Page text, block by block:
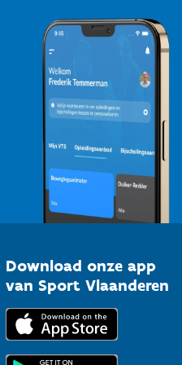
Download onze app
van Sport Vlaanderen